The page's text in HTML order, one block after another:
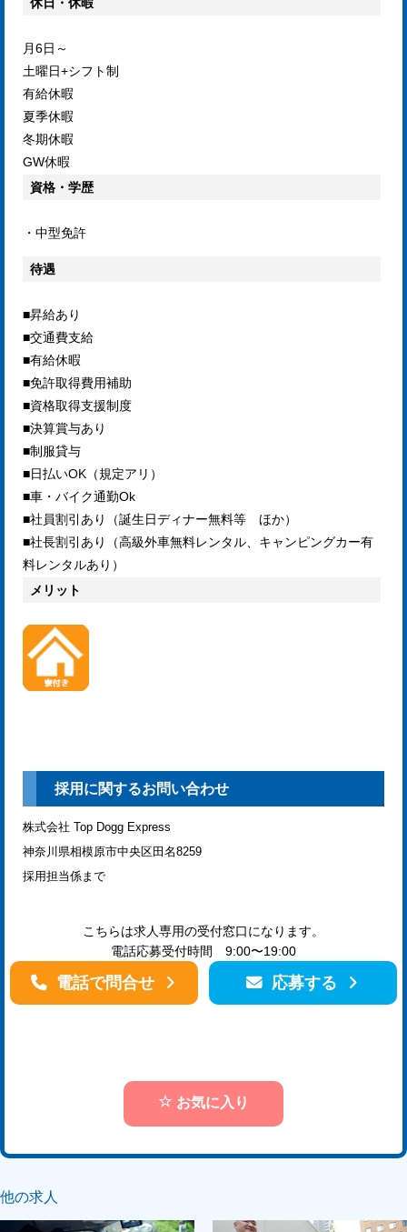
月6日～
土曜日+シフト制
有給休暇
夏季休暇
冬期休暇
GW休暇
資格・学歴
・中型免許
待遇
■昇給あり
■交通費支給
■有給休暇
■免許取得費用補助
■資格取得支援制度
■決算賞与あり
■制服貸与
■日払いOK（規定アリ）
■車・バイク通勤Ok
■社員割引あり（誕生日ディナー無料等 ほか）
■社長割引あり（高級外車無料レンタル、キャンピングカー有
料レンタルあり）
メリット
採用に関するお問い合わせ
株式会社 Top Dogg Express
神奈川県相模原市中央区田名8259
採用担当係まで
こちらは求人専用の受付窓口になります。
電話応募受付時間 9:00〜19:00
電話で問合せ 応募する
お気に入り
他の求人